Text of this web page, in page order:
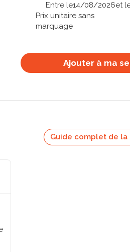
Entre le14/08/2026et
Prix unitaire sans
marquage
Ajouter à ma
Guide complet de